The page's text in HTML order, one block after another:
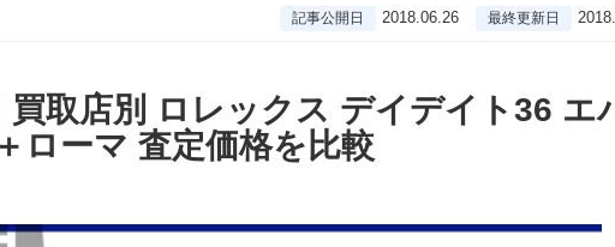
記事公開日 2018.06.26 最終更新日
買取店別 ロレックス デイデイト36 エ
ローマ 査定価格を比較